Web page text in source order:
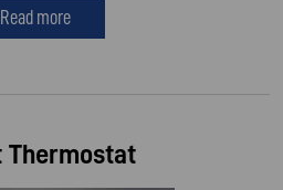
Read more
Thermostat